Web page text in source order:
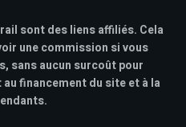
sont des liens affiliés. Cela
une commission si vous
sans aucun surcoût pour
financement du site et à la